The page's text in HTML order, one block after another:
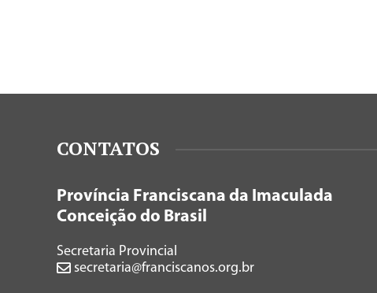
CONTATOS
Província Franciscana da Imaculada
Conceição do Brasil
Secretaria Provincial
secretaria@franciscanos.org.br